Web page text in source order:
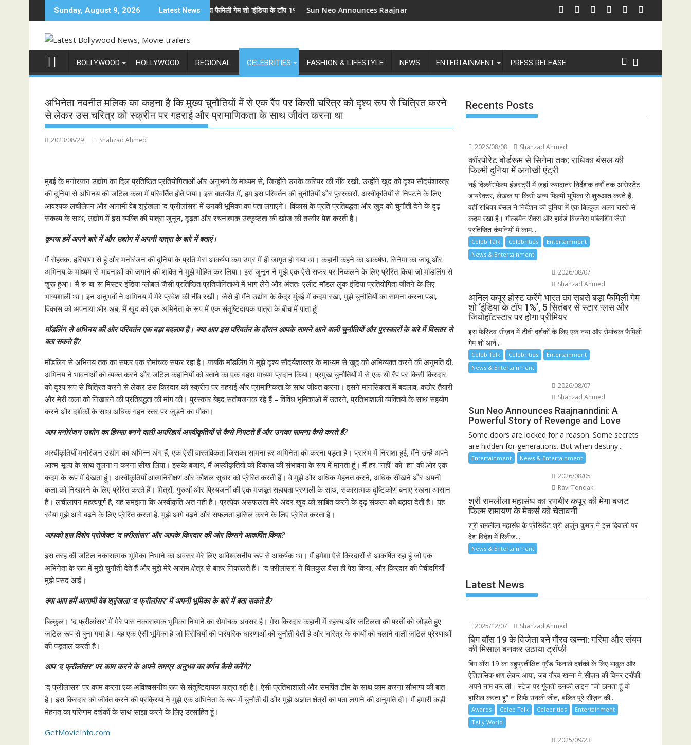
to
Sunday, August 9, 2026 Latest News
दुनिया में अनोखी एंट्री अनिल कपूर होस्ट करेंगे भारत का सबसे बड़ा फैमिली गेम शो 'इंडिया के टॉप 1%', 5 सितंबर से स्टार प्लस और जियोहॉटस्टार पर होगा प्रीमियर
Sun Neo Announces Raajnanndini: A Powerful Story of Revenge and Loveश्री रामलीला महासंघ का रणबीर कपूर की मेगा बजट फिल्म रामायण के मेकर्स को चेतावनी
BOLLYWOOD HOLLYWOOD REGIONAL CELEBRITIES FASHION & LIFESTYLE NEWS ENTERTAINMENT PRESS RELEASE
अभिनेता नवनीत मलिक का कहना है कि मुख्य चुनौतियों में से एक रैंप पर किसी चरित्र को दृश्य रूप से चित्रित करने
से लेकर उस चरित्र को स्क्रीन पर गहराई और प्रामाणिकता के साथ जीवंत करना था
2023/08/29 Shahzad Ahmed
मुंबई के मनोरंजन उद्योग का दिल प्रतिष्ठित प्रतियोगिताओं और अनुभवों के माध्यम से, जिन्होंने उनके करियर की नींव रखी, उन्होंने खुद को दृश्य सौंदर्यशास्त्र
की दुनिया से अभिनय की जटिल कला में परिवर्तित होते पाया। इस बातचीत में, हम इस परिवर्तन की चुनौतियों और पुरस्कारों, अस्वीकृतियों से निपटने के लिए
आवश्यक लचीलेपन और आगामी वेब श्रृंखला ‘द फ्रीलांसर’ में उनकी भूमिका का पता लगाएंगे। विकास के प्रति प्रतिबद्धता और खुद को चुनौती देने के दृढ़
संकल्प के साथ, उद्योग में इस व्यक्ति की यात्रा जुनून, दृढ़ता और रचनात्मक उत्कृष्टता की खोज की तस्वीर पेश करती है।
कृपया हमें अपने बारे में और उद्योग में अपनी यात्रा के बारे में बताएं।
मैं रोहतक, हरियाणा से हूं और मनोरंजन की दुनिया के प्रति मेरा आकर्षण कम उम्र में ही जागृत हो गया था। कहानी कहने का आकर्षण, सिनेमा का जादू और
अभिनय के माध्यम से भावनाओं को जगाने की शक्ति ने मुझे मोहित कर लिया। इस जुनून ने मुझे एक ऐसे सफर पर निकलने के लिए प्रेरित किया जो मॉडलिंग से
शुरू हुआ। मैं रु-बा-रू मिस्टर इंडिया ग्लोबल जैसी प्रतिष्ठित प्रतियोगिताओं में भाग लेने और अंततः एलीट मॉडल लुक इंडिया प्रतियोगिता जीतने के लिए
भाग्यशाली था। इन अनुभवों ने अभिनय में मेरे प्रवेश की नींव रखी। जैसे ही मैंने उद्योग के केंद्र मुंबई में कदम रखा, मुझे चुनौतियों का सामना करना पड़ा,
विकास को अपनाया और अब, मैं खुद को एक अभिनेता के रूप में एक संतुष्टिदायक यात्रा के बीच में पाता हूं!
मॉडलिंग से अभिनय की ओर परिवर्तन एक बड़ा बदलाव है। क्या आप इस परिवर्तन के दौरान आपके सामने आने वाली चुनौतियों और पुरस्कारों के बारे में विस्तार से
बता सकते हैं?
मॉडलिंग से अभिनय तक का सफर एक रोमांचक सफर रहा है। जबकि मॉडलिंग ने मुझे दृश्य सौंदर्यशास्त्र के माध्यम से खुद को अभिव्यक्त करने की अनुमति दी,
अभिनय ने भावनाओं को व्यक्त करने और जटिल कहानियों को बताने का एक गहरा माध्यम प्रदान किया। प्रमुख चुनौतियों में से एक थी रैंप पर किसी किरदार
को दृश्य रूप से चित्रित करने से लेकर उस किरदार को स्क्रीन पर गहराई और प्रामाणिकता के साथ जीवंत करना। इसने मानसिकता में बदलाव, कठोर तैयारी
और मेरी कला को निखारने की प्रतिबद्धता की मांग की। पुरस्कार बेहद संतोषजनक रहे हैं – विविध भूमिकाओं में उतरने, प्रतिभाशाली व्यक्तियों के साथ सहयोग
करने और दर्शकों के साथ अधिक गहन स्तर पर जुड़ने का मौका।
आप मनोरंजन उद्योग का हिस्सा बनने वाली अपरिहार्य अस्वीकृतियों से कैसे निपटते हैं और उनका सामना कैसे करते हैं?
अस्वीकृतियाँ मनोरंजन उद्योग का अभिन्न अंग हैं, एक ऐसी वास्तविकता जिसका सामना हर अभिनेता को करना पड़ता है। प्रारंभ में निराशा हुई, मैंने उन्हें अपने
आत्म-मूल्य के साथ तुलना न करना सीख लिया। इसके बजाय, मैं अस्वीकृतियों को विकास की संभावना के रूप में मानता हूं। मैं हर “नहीं” को “हां” की ओर एक
कदम के रूप में देखता हूं। अस्वीकृतियाँ आत्मनिरीक्षण और कौशल सुधार को प्रेरित करती हैं। वे मुझे और अधिक मेहनत करने, अधिक सीखने और अपनी
कला को निखारने के लिए प्रेरित करते हैं। मित्रों, गुरुओं और प्रियजनों की एक मजबूत सहायता प्रणाली के साथ, सकारात्मक दृष्टिकोण बनाए रखना आसान
है। लचीलापन महत्वपूर्ण है, यह समझना कि अस्वीकृति अंत नहीं है। प्रत्येक असफलता मेरे अंदर खुद को साबित करने के दृढ़ संकल्प को बढ़ावा देती है। यह
रवैया मुझे आगे बढ़ने के लिए प्रेरित करता है, मुझे आगे बढ़ने और सफलता हासिल करने के लिए प्रेरित करता है।
आपको इस विशेष प्रोजेक्ट ‘द फ़्रीलांसर’ और आपके किरदार की ओर किसने आकर्षित किया?
इस तरह की जटिल नकारात्मक भूमिका निभाने का अवसर मेरे लिए अविश्वसनीय रूप से आकर्षक था। मैं हमेशा ऐसे किरदारों से आकर्षित रहा हूं जो एक
अभिनेता के रूप में मुझे चुनौती देते हैं और मुझे मेरे आराम क्षेत्र से बाहर निकालते हैं। ‘द फ़्रीलांसर’ ने बिलकुल वैसा ही पेश किया, और किरदार की पेचीदगियाँ
मुझे पसंद आईं।
क्या आप हमें आगामी वेब श्रृंखला ‘द फ्रीलांसर’ में अपनी भूमिका के बारे में बता सकते हैं?
बिल्कुल। ‘द फ्रीलांसर’ में मेरे पास नकारात्मक भूमिका निभाने का रोमांचक अवसर है। मेरा किरदार कहानी में रहस्य और जटिलता की परतों को जोड़ते हुए
जटिल रूप से बुना गया है। यह एक ऐसी भूमिका है जो विरोधियों की पारंपरिक धारणाओं को चुनौती देती है और चरित्र के कार्यों को चलाने वाली जटिल प्रेरणाओं
की पड़ताल करती है।
आप ‘द फ्रीलांसर’ पर काम करने के अपने समग्र अनुभव का वर्णन कैसे करेंगे?
‘द फ्रीलांसर’ पर काम करना एक अविश्वसनीय रूप से संतुष्टिदायक यात्रा रही है। ऐसी प्रतिभाशाली और समर्पित टीम के साथ काम करना सौभाग्य की बात
है। इस किरदार को जीवंत करने की प्रक्रिया ने मुझे एक अभिनेता के रूप में चुनौती दी और मुझे अज्ञात क्षेत्रों का पता लगाने की अनुमति दी। मैं हमारी कड़ी
मेहनत का परिणाम दर्शकों के साथ साझा करने के लिए उत्साहित हूं।
GetMovieInfo.com
Recents Posts
2026/08/08 Shahzad Ahmed
कॉरपोरेट बोर्डरूम से सिनेमा तक: राधिका बंसल की
फिल्मी दुनिया में अनोखी एंट्री
नई दिल्ली:फिल्म इंडस्ट्री में जहां ज्यादातर निर्देशक वर्षों तक असिस्टेंट
डायरेक्टर, लेखक या किसी अन्य फिल्मी भूमिका से शुरुआत करते हैं,
वहीं राधिका बंसल ने निर्देशन की दुनिया में एक बिल्कुल अलग रास्ते से
कदम रखा है। गोल्डमैन सैक्स और हार्वर्ड बिजनेस पब्लिशिंग जैसी
प्रतिष्ठित कंपनियों में काम...
Celeb Talk Celebrities
Entertainment
News & Entertainment
2026/08/07
Shahzad Ahmed
अनिल कपूर होस्ट करेंगे भारत का सबसे बड़ा फैमिली गेम
शो ‘इंडिया के टॉप 1%’, 5 सितंबर से स्टार प्लस और
जियोहॉटस्टार पर होगा प्रीमियर
इस फेस्टिव सीज़न में टीवी दर्शकों के लिए एक नया और रोमांचक फैमिली
गेम शो आने...
Celeb Talk Celebrities
Entertainment
News & Entertainment
2026/08/07
Shahzad Ahmed
Sun Neo Announces Raajnanndini: A
Powerful Story of Revenge and Love
Some doors are locked for a reason. Some secrets
are hidden for generations. But when destiny...
Entertainment News & Entertainment
2026/08/05
Ravi Tondak
श्री रामलीला महासंघ का रणबीर कपूर की मेगा बजट
फिल्म रामायण के मेकर्स को चेतावनी
श्री रामलीला महासंघ के प्रेसिडेंट श्री अर्जुन कुमार ने इस दिवाली पर
देश विदेश में रिलीज...
News & Entertainment
Latest News
2025/12/07 Shahzad Ahmed
बिग बॉस 19 के विजेता बने गौरव खन्ना: गरिमा और संयम
की मिसाल बनकर उठाया ट्रॉफी
बिग बॉस 19 का बहुप्रतीक्षित ग्रैंड फिनाले दर्शकों के लिए भावुक और
ऐतिहासिक क्षण लेकर आया, जब गौरव खन्ना ने सीज़न की विनर ट्रॉफी
अपने नाम कर ली। स्टेज पर गूंजती उनकी लाइन “जो ठानता हूं वो
हासिल करता हूं” न सिर्फ उनकी जीत, बल्कि पूरे सीज़न की...
Awards Celeb Talk Celebrities
Entertainment
Telly World
2025/09/23